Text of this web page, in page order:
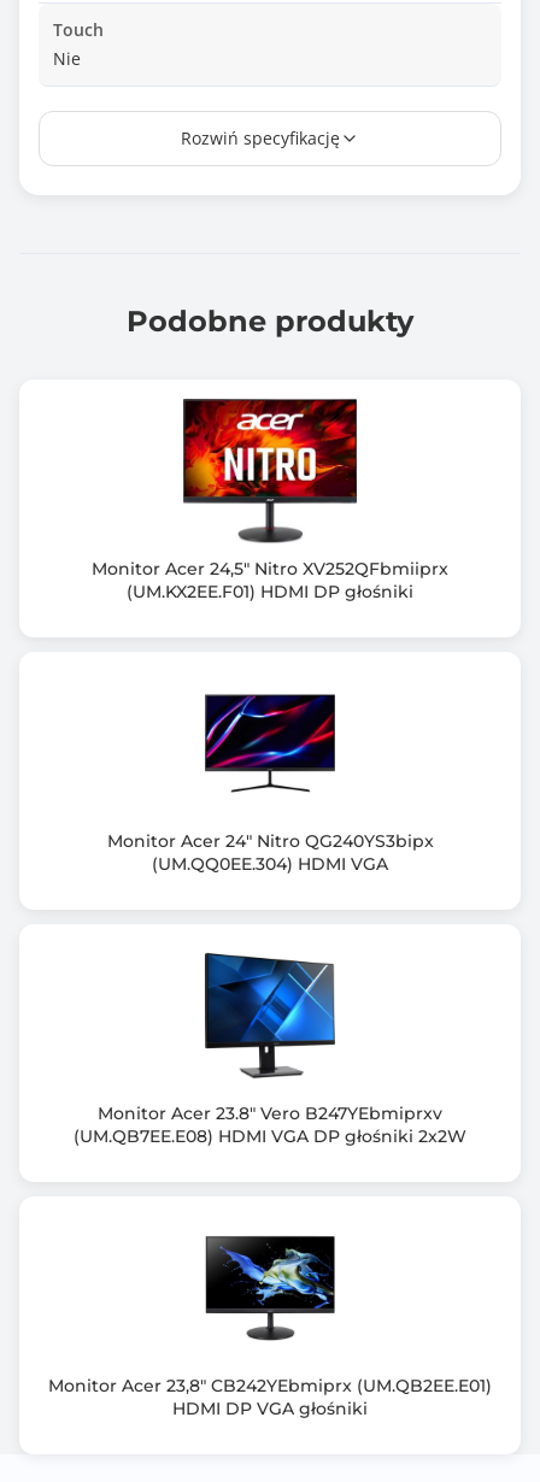
Touch
Nie
Wielkość plamki
Czas reakcji matrycy
300 cd/m2
Kontrast dynamiczny
Rozdzielczość maksymalna
1920 x 1080
180
Częstotliwość odchylania pionowego (Hz)
HDMI (v2.0): 48 ~ 144 | DisplayPort (v1.2): 48 ~ 165
Częstotliwość odchylania poziomego (KHz)
Ilość wyświetlanych kolorów
Kąt widzenia poziomy (H)
Zakrzywiony ekran
Tak
Rozwiń specyfikację
Podobne produkty
Monitor Acer 24,5" Nitro XV252QFbmiiprx
(UM.KX2EE.F01) HDMI DP głośniki
Monitor Acer 24" Nitro QG240YS3bipx
(UM.QQ0EE.304) HDMI VGA
Monitor Acer 23.8" Vero B247YEbmiprxv
(UM.QB7EE.E08) HDMI VGA DP głośniki 2x2W
Monitor Acer 23,8" CB242YEbmiprx (UM.QB2EE.E01)
HDMI DP VGA głośniki